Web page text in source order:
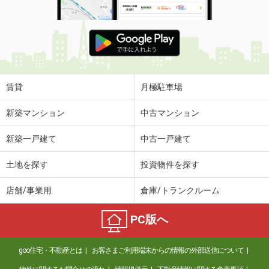
賃貸 月極駐車場
新築マンション 中古マンション
新築一戸建て 中古一戸建て
土地を探す 投資物件を探す
店舗/事業用 倉庫/トランクルーム
PC版へ
goo住宅・不動産とは お客さまご利用端末からの情報の外部送信について